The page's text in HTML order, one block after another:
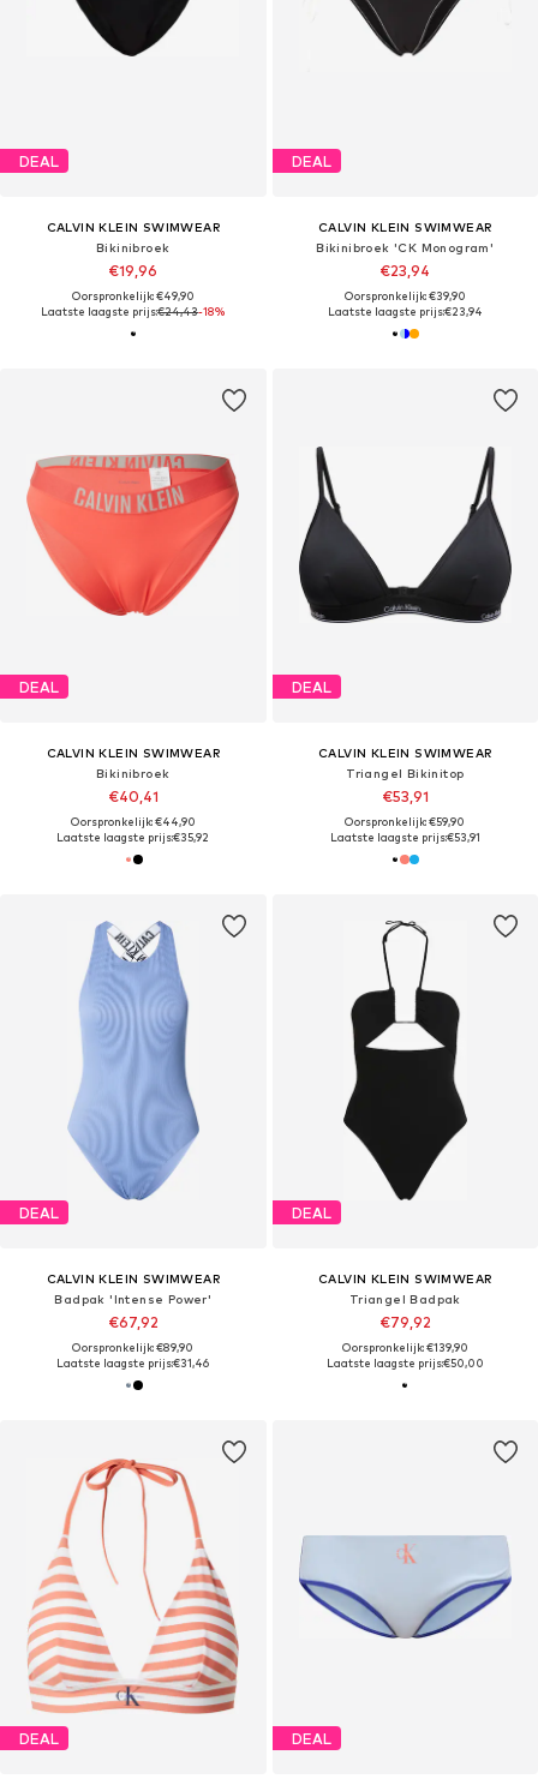
DEAL
CALVIN KLEIN SWIMWEAR
Bikinibroek
€19,96
Oorspronkelijk: €49,90
Laatste laagste prijs:€24,43-18%
DEAL
CALVIN KLEIN SWIMWEAR
Bikinibroek 'CK Monogram'
€23,94
Oorspronkelijk: €39,90
Laatste laagste prijs:€23,94
DEAL
CALVIN KLEIN SWIMWEAR
Bikinibroek
€40,41
Oorspronkelijk: €44,90
Laatste laagste prijs:€35,92
DEAL
CALVIN KLEIN SWIMWEAR
Triangel Bikinitop
€53,91
Oorspronkelijk: €59,90
Laatste laagste prijs:€53,91
DEAL
CALVIN KLEIN SWIMWEAR
Badpak 'Intense Power'
€67,92
Oorspronkelijk: €89,90
Laatste laagste prijs:€31,46
DEAL
CALVIN KLEIN SWIMWEAR
Triangel Badpak
€79,92
Oorspronkelijk: €139,90
Laatste laagste prijs:€50,00
DEAL DEAL